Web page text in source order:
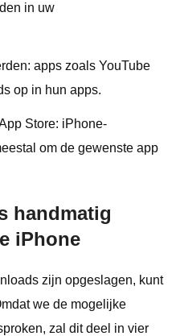
in uw
apps zoals YouTube
op in hun apps.
Store: iPhone-
om de gewenste app
handmatig
iPhone
zijn opgeslagen, kunt
we de mogelijke
zal dit deel in vier